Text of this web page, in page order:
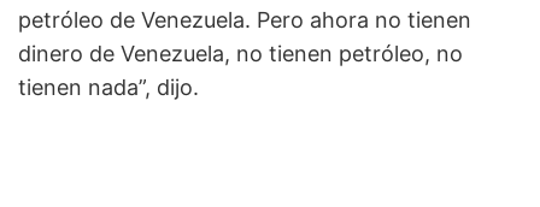
petróleo de Venezuela. Pero ahora no tienen
dinero de Venezuela, no tienen petróleo, no
tienen nada”, dijo.